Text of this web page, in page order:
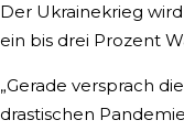
Der Ukrainekrieg
ein bis drei Prozent
„Gerade versprach
drastischen